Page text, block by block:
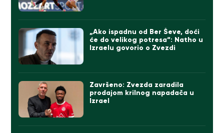
„Ako ispadnu od Ber Ševe, doći
će do velikog potresa“: Natho u
Izraelu govorio o Zvezdi
Završeno: Zvezda zaradila
prodajom krilnog napadača u
Izrael